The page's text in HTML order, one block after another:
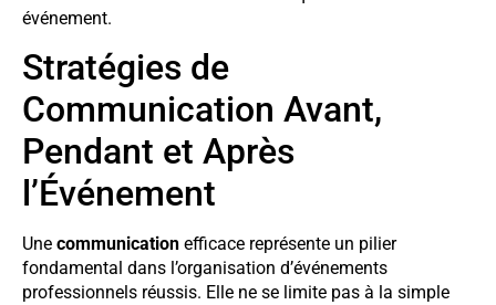
événement.
Stratégies de
Communication Avant,
Pendant et Après
l’Événement
Une communication efficace représente un pilier
fondamental dans l’organisation d’événements
professionnels réussis. Elle ne se limite pas à la simple